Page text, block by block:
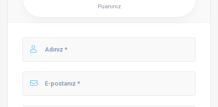
Puanınız